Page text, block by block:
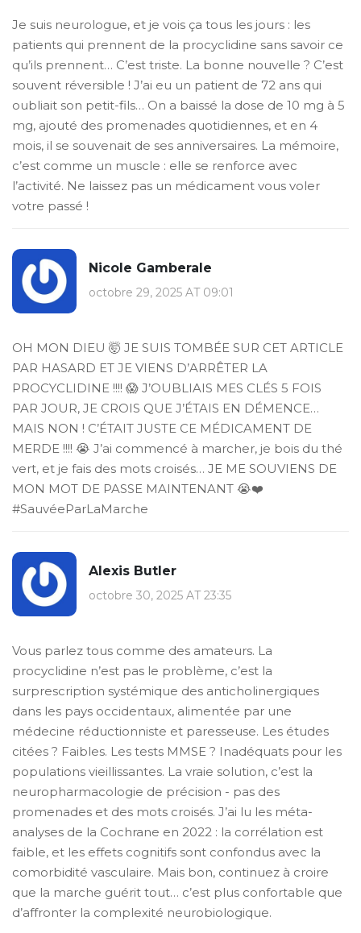
Je suis neurologue, et je vois ça tous les jours : les
patients qui prennent de la procyclidine sans savoir ce
qu’ils prennent… C’est triste. La bonne nouvelle ? C’est
souvent réversible ! J’ai eu un patient de 72 ans qui
oubliait son petit-fils… On a baissé la dose de 10 mg à 5
mg, ajouté des promenades quotidiennes, et en 4
mois, il se souvenait de ses anniversaires. La mémoire,
c’est comme un muscle : elle se renforce avec
l’activité. Ne laissez pas un médicament vous voler
votre passé !
Nicole Gamberale
octobre 29, 2025 AT 09:01
OH MON DIEU 🤯 JE SUIS TOMBÉE SUR CET ARTICLE
PAR HASARD ET JE VIENS D’ARRÊTER LA
PROCYCLIDINE !!!! 😱 J’OUBLIAIS MES CLÉS 5 FOIS
PAR JOUR, JE CROIS QUE J’ÉTAIS EN DÉMENCE…
MAIS NON ! C’ÉTAIT JUSTE CE MÉDICAMENT DE
MERDE !!!! 😭 J’ai commencé à marcher, je bois du thé
vert, et je fais des mots croisés… JE ME SOUVIENS DE
MON MOT DE PASSE MAINTENANT 😭❤️
#SauvéeParLaMarche
Alexis Butler
octobre 30, 2025 AT 23:35
Vous parlez tous comme des amateurs. La
procyclidine n’est pas le problème, c’est la
surprescription systémique des anticholinergiques
dans les pays occidentaux, alimentée par une
médecine réductionniste et paresseuse. Les études
citées ? Faibles. Les tests MMSE ? Inadéquats pour les
populations vieillissantes. La vraie solution, c’est la
neuropharmacologie de précision - pas des
promenades et des mots croisés. J’ai lu les méta-
analyses de la Cochrane en 2022 : la corrélation est
faible, et les effets cognitifs sont confondus avec la
comorbidité vasculaire. Mais bon, continuez à croire
que la marche guérit tout… c’est plus confortable que
d’affronter la complexité neurobiologique.